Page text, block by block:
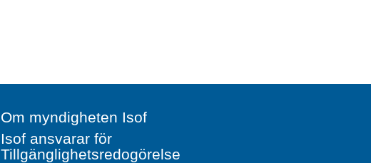
Om myndigheten Isof
Isof ansvarar för
Tillgänglighetsredogörelse